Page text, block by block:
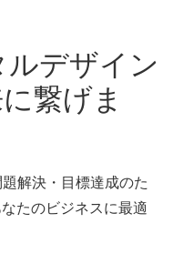
デザイン
繋げま
解決・目標達成のた
たのビジネスに最適